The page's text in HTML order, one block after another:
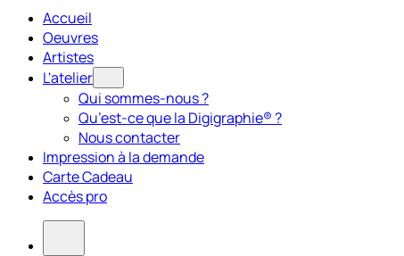
Accueil
Oeuvres
Artistes
L'atelier
Qui sommes-nous ?
Qu’est-ce que la Digigraphie® ?
Nous contacter
Impression à la demande
Carte Cadeau
Accès pro